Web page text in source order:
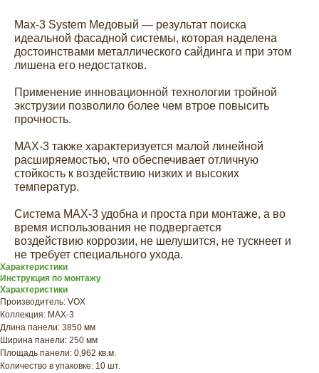
Max-3 System Медовый — результат поиска
идеальной фасадной системы, которая наделена
достоинствами металлического сайдинга и при этом
лишена его недостатков.
Применение инновационной технологии тройной
экструзии позволило более чем втрое повысить
прочность.
MAX-3 также характеризуется малой линейной
расширяемостью, что обеспечивает отличную
стойкость к воздействию низких и высоких
температур.
Система MAX-3 удобна и проста при монтаже, а во
время использования не подвергается
воздействию коррозии, не шелушится, не тускнеет и
не требует специального ухода.
Характеристики
Инструкция по монтажу
Характеристики
Производитель: VOX
Коллекция: MAX-3
Длина панели: 3850 мм
Ширина панели: 250 мм
Площадь панели: 0,962 кв.м.
Количество в упаковке: 10 шт.
ХОТИТЕ
ПРИЦЕНИТЬСЯ?
Узнайте примерную
стоимость фасада
прямо сейчас